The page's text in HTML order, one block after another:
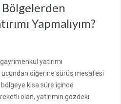
Bölgelerden
Yapmalıyım?
yatırımı
ucundan diğerine sürüş mesafesi
kısa süre içinde
olan, yatırımın gözdeki